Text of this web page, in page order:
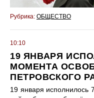
Рубрика: ОБЩЕСТВО
10:10
19 ЯНВАРЯ
МОМЕНТА
ПЕТРОВСКОГО
19 января исполнилось